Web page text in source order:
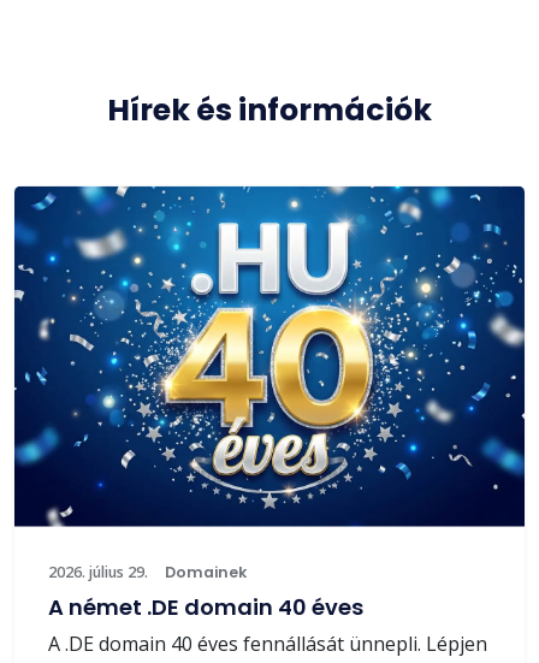
Hírek és információk
2026. július 29. Domainek
A német .DE domain 40 éves
A .DE domain 40 éves fennállását ünnepli. Lépjen